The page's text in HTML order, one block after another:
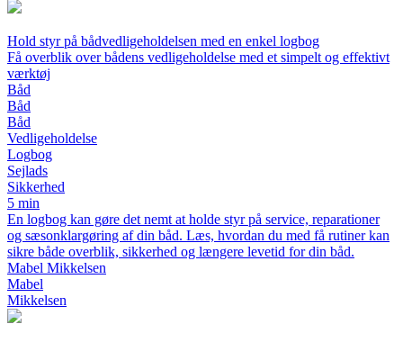
Hold styr på bådvedligeholdelsen med en enkel logbog
Få overblik over bådens vedligeholdelse med et simpelt og effektivt
værktøj
Båd
Båd
Båd
Vedligeholdelse
Logbog
Sejlads
Sikkerhed
5 min
En logbog kan gøre det nemt at holde styr på service, reparationer
og sæsonklargøring af din båd. Læs, hvordan du med få rutiner kan
sikre både overblik, sikkerhed og længere levetid for din båd.
Mabel Mikkelsen
Mabel
Mikkelsen